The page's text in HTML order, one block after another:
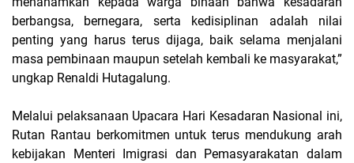
berbangsa, bernegara, serta kedisiplinan adalah nilai
penting yang harus terus dijaga, baik selama menjalani
masa pembinaan maupun setelah kembali ke masyarakat,”
ungkap Renaldi Hutagalung.
Melalui pelaksanaan Upacara Hari Kesadaran Nasional ini,
Rutan Rantau berkomitmen untuk terus mendukung arah
kebijakan Menteri Imigrasi dan Pemasyarakatan dalam